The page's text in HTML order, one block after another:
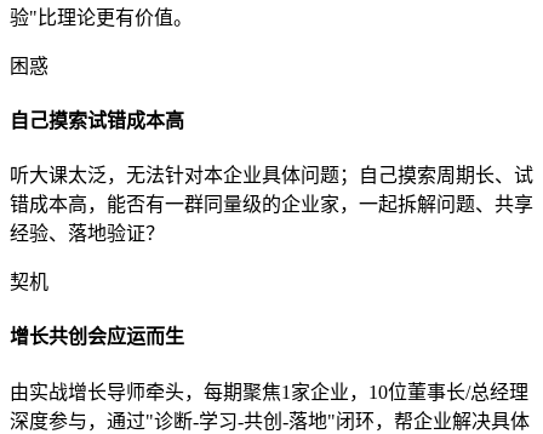
验"比理论更有价值。
困惑
自己摸索试错成本高
听大课太泛，无法针对本企业具体问题；自己摸索周期长、试
错成本高，能否有一群同量级的企业家，一起拆解问题、共享
经验、落地验证？
契机
增长共创会应运而生
由实战增长导师牵头，每期聚焦1家企业，10位董事长/总经理
深度参与，通过"诊断-学习-共创-落地"闭环，帮企业解决具体